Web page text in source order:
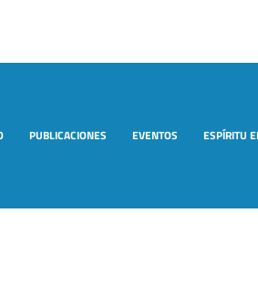
PUBLICACIONES EVENTOS ESPÍRITU